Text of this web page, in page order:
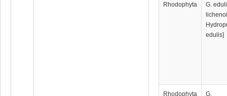
Rhodophyta
G.
edulis]
Rhodophyta
G.